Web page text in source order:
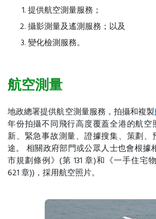
提供航空測量服務；
攝影測量及遙測服務；以及
變化檢測服務。
航空測量
地政總署提供航空測量服務，拍攝和複製
年份拍攝不同飛行高度覆蓋全港的航空
新、緊急事故測量、證據搜集、策劃、
途。 相關政府部門或公眾人士也會根據
市規劃條例》(第 131 章)和《一手住宅
621 章))，採用航空照片。